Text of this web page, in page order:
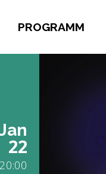
PROGRAMM
22
20:00